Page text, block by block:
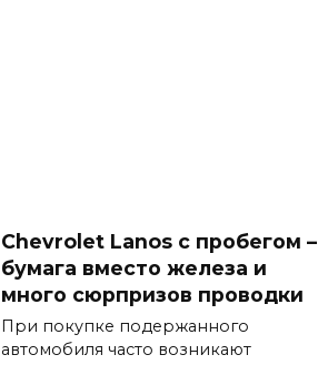
Chevrolet Lanos с пробегом –
бумага вместо железа и
много сюрпризов проводки
При покупке подержанного
автомобиля часто возникают